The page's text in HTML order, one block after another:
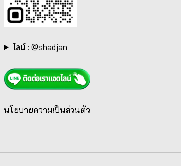
ไลน์ :@shadjan
นโยบายความเป็นส่วนตัว